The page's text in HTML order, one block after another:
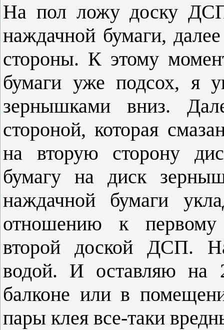
На пол ложу доску
наждачной бумаги,
стороны. К этому
бумаги уже подсох, я
зернышками вниз.
стороной, которая
на вторую сторону
бумагу на диск
наждачной бумаги
отношению к
второй доской ДСП.
водой. И оставляю на
балконе или в
пары клея все-таки